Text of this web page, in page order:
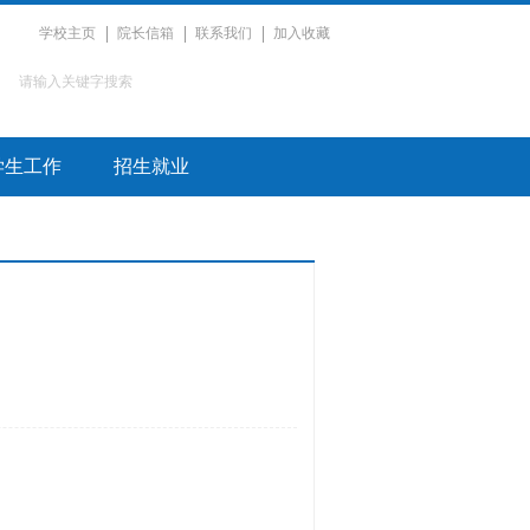
学校主页 院长信箱 联系我们 加入收藏
生工作 招生就业